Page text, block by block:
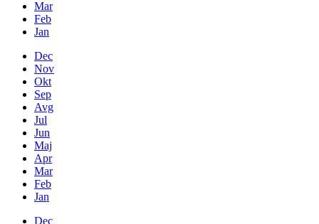
Mar
Feb
Jan
Dec
Nov
Okt
Sep
Avg
Jul
Jun
Maj
Apr
Mar
Feb
Jan
Dec